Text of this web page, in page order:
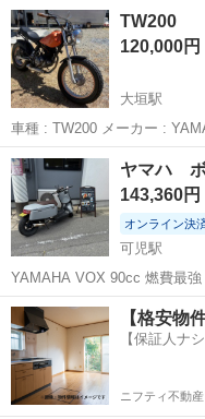
TW200
120,000円
大垣駅
車種 : TW200 メーカー : YAMAHA 改造箇所 ・ヘッドライ
ー） ・メーター ・シート ・
ンダー ・ウィンカー ・テー
スタ...
岐阜 大垣市
ヤマハ
143,360円
オンライン決
可児駅
YAMAHA VOX 90cc 燃費最強！ガソ
マハ VOX ボックス ロンホイ
フラー社外 スピードでます
岐阜 可児市 可児駅
【格安物
【保証人ナ
ニフティ不動産